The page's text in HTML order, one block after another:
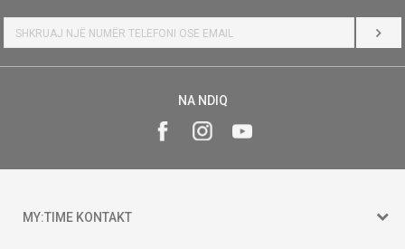
HYR
NA NDIQ
MY:TIME KONTAKT